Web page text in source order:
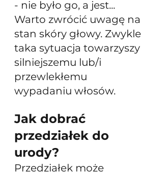
- nie było go, a jest...
Warto zwrócić uwagę na
stan skóry głowy. Zwykle
taka sytuacja towarzyszy
silniejszemu lub/i
przewlekłemu
wypadaniu włosów.
Jak dobrać
przedziałek do
urody?
Przedziałek może